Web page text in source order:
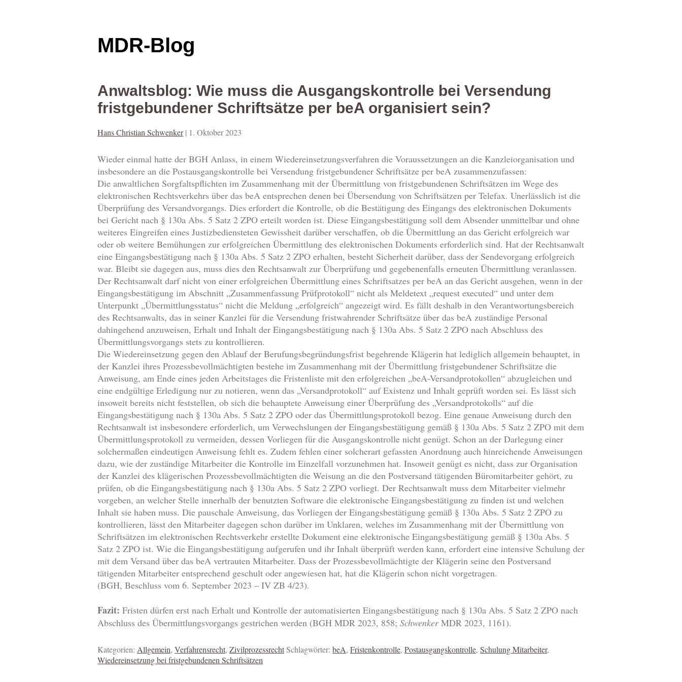
MDR-Blog
Anwaltsblog: Wie muss die Ausgangskontrolle bei Versendung
fristgebundener Schriftsätze per beA organisiert sein?
Hans Christian Schwenker | 1. Oktober 2023
Wieder einmal hatte der BGH Anlass, in einem Wiedereinsetzungsverfahren die Voraussetzungen an die Kanzleiorganisation und
insbesondere an die Postausgangskontrolle bei Versendung fristgebundener Schriftsätze per beA zusammenzufassen:
Die anwaltlichen Sorgfaltspflichten im Zusammenhang mit der Übermittlung von fristgebundenen Schriftsätzen im Wege des
elektronischen Rechtsverkehrs über das beA entsprechen denen bei Übersendung von Schriftsätzen per Telefax. Unerlässlich ist die
Überprüfung des Versandvorgangs. Dies erfordert die Kontrolle, ob die Bestätigung des Eingangs des elektronischen Dokuments
bei Gericht nach § 130a Abs. 5 Satz 2 ZPO erteilt worden ist. Diese Eingangsbestätigung soll dem Absender unmittelbar und ohne
weiteres Eingreifen eines Justizbediensteten Gewissheit darüber verschaffen, ob die Übermittlung an das Gericht erfolgreich war
oder ob weitere Bemühungen zur erfolgreichen Übermittlung des elektronischen Dokuments erforderlich sind. Hat der Rechtsanwalt
eine Eingangsbestätigung nach § 130a Abs. 5 Satz 2 ZPO erhalten, besteht Sicherheit darüber, dass der Sendevorgang erfolgreich
war. Bleibt sie dagegen aus, muss dies den Rechtsanwalt zur Überprüfung und gegebenenfalls erneuten Übermittlung veranlassen.
Der Rechtsanwalt darf nicht von einer erfolgreichen Übermittlung eines Schriftsatzes per beA an das Gericht ausgehen, wenn in der
Eingangsbestätigung im Abschnitt „Zusammenfassung Prüfprotokoll“ nicht als Meldetext „request executed“ und unter dem
Unterpunkt „Übermittlungsstatus“ nicht die Meldung „erfolgreich“ angezeigt wird. Es fällt deshalb in den Verantwortungsbereich
des Rechtsanwalts, das in seiner Kanzlei für die Versendung fristwahrender Schriftsätze über das beA zuständige Personal
dahingehend anzuweisen, Erhalt und Inhalt der Eingangsbestätigung nach § 130a Abs. 5 Satz 2 ZPO nach Abschluss des
Übermittlungsvorgangs stets zu kontrollieren.
Die Wiedereinsetzung gegen den Ablauf der Berufungsbegründungsfrist begehrende Klägerin hat lediglich allgemein behauptet, in
der Kanzlei ihres Prozessbevollmächtigten bestehe im Zusammenhang mit der Übermittlung fristgebundener Schriftsätze die
Anweisung, am Ende eines jeden Arbeitstages die Fristenliste mit den erfolgreichen „beA-Versandprotokollen“ abzugleichen und
eine endgültige Erledigung nur zu notieren, wenn das „Versandprotokoll“ auf Existenz und Inhalt geprüft worden sei. Es lässt sich
insoweit bereits nicht feststellen, ob sich die behauptete Anweisung einer Überprüfung des „Versandprotokolls“ auf die
Eingangsbestätigung nach § 130a Abs. 5 Satz 2 ZPO oder das Übermittlungsprotokoll bezog. Eine genaue Anweisung durch den
Rechtsanwalt ist insbesondere erforderlich, um Verwechslungen der Eingangsbestätigung gemäß § 130a Abs. 5 Satz 2 ZPO mit dem
Übermittlungsprotokoll zu vermeiden, dessen Vorliegen für die Ausgangskontrolle nicht genügt. Schon an der Darlegung einer
solchermaßen eindeutigen Anweisung fehlt es. Zudem fehlen einer solcherart gefassten Anordnung auch hinreichende Anweisungen
dazu, wie der zuständige Mitarbeiter die Kontrolle im Einzelfall vorzunehmen hat. Insoweit genügt es nicht, dass zur Organisation
der Kanzlei des klägerischen Prozessbevollmächtigten die Weisung an die den Postversand tätigenden Büromitarbeiter gehört, zu
prüfen, ob die Eingangsbestätigung nach § 130a Abs. 5 Satz 2 ZPO vorliegt. Der Rechtsanwalt muss dem Mitarbeiter vielmehr
vorgeben, an welcher Stelle innerhalb der benutzten Software die elektronische Eingangsbestätigung zu finden ist und welchen
Inhalt sie haben muss. Die pauschale Anweisung, das Vorliegen der Eingangsbestätigung gemäß § 130a Abs. 5 Satz 2 ZPO zu
kontrollieren, lässt den Mitarbeiter dagegen schon darüber im Unklaren, welches im Zusammenhang mit der Übermittlung von
Schriftsätzen im elektronischen Rechtsverkehr erstellte Dokument eine elektronische Eingangsbestätigung gemäß § 130a Abs. 5
Satz 2 ZPO ist. Wie die Eingangsbestätigung aufgerufen und ihr Inhalt überprüft werden kann, erfordert eine intensive Schulung der
mit dem Versand über das beA vertrauten Mitarbeiter. Dass der Prozessbevollmächtigte der Klägerin seine den Postversand
tätigenden Mitarbeiter entsprechend geschult oder angewiesen hat, hat die Klägerin schon nicht vorgetragen.
(BGH, Beschluss vom 6. September 2023 – IV ZB 4/23).
Fazit: Fristen dürfen erst nach Erhalt und Kontrolle der automatisierten Eingangsbestätigung nach § 130a Abs. 5 Satz 2 ZPO nach
Abschluss des Übermittlungsvorgangs gestrichen werden (BGH MDR 2023, 858; SchwenkerMDR 2023, 1161).
Kategorien: Allgemein, Verfahrensrecht, ZivilprozessrechtSchlagwörter: beA, Fristenkontrolle, Postausgangskontrolle, Schulung Mitarbeiter,
Wiedereinsetzung bei fristgebundenen Schriftsätzen